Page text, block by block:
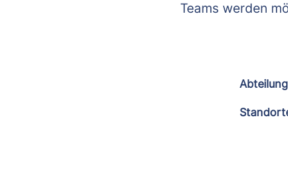
Teams werden
Abteilung